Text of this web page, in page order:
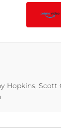
Hopkins, Scott